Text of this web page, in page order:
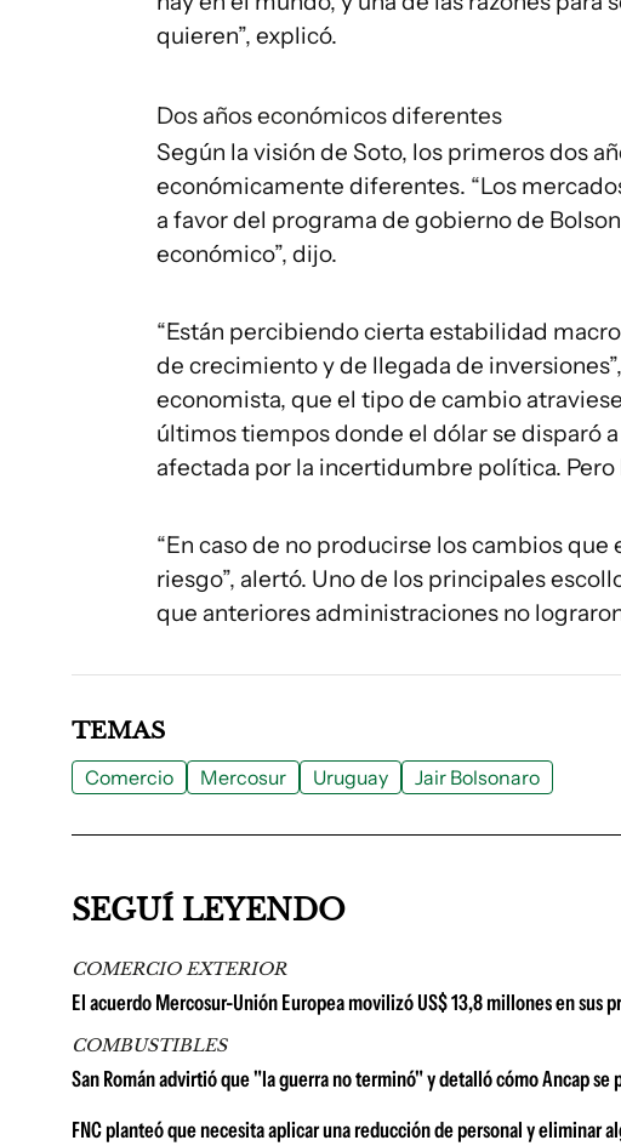
quieren”, explicó.
Dos años económicos diferentes
Según la visión de Soto, los primeros dos
económicamente diferentes. “Los
a favor del programa de gobierno de
económico”, dijo.
“Están percibiendo cierta estabilidad
de crecimiento y de llegada de
economista, que el tipo de cambio
últimos tiempos donde el dólar se disparó
afectada por la incertidumbre política.
“En caso de no producirse los cambios que
riesgo”, alertó. Uno de los principales
que anteriores administraciones no
TEMAS
Comercio Mercosur Uruguay Jair Bolsonaro
SEGUÍ LEYENDO
COMERCIO EXTERIOR
El acuerdo Mercosur-Unión Europea movilizó US$ 13,8 millones en sus
COMBUSTIBLES
San Román advirtió que "la guerra no terminó" y detalló cómo Ancap se
FNC planteó que necesita aplicar una reducción de personal y eliminar